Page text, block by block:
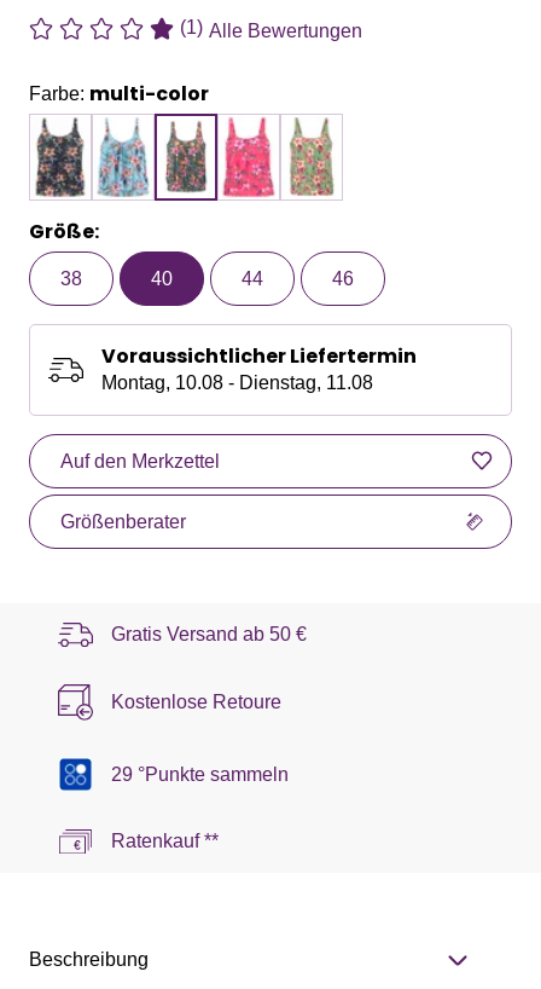
(1) Alle Bewertungen
Farbe: multi-color
Größe:
38 40 44 46
Voraussichtlicher Liefertermin
Montag, 10.08 - Dienstag, 11.08
Auf den Merkzettel
Größenberater
Gratis Versand ab 50 €
Kostenlose Retoure
29 °Punkte sammeln
Ratenkauf **
Beschreibung